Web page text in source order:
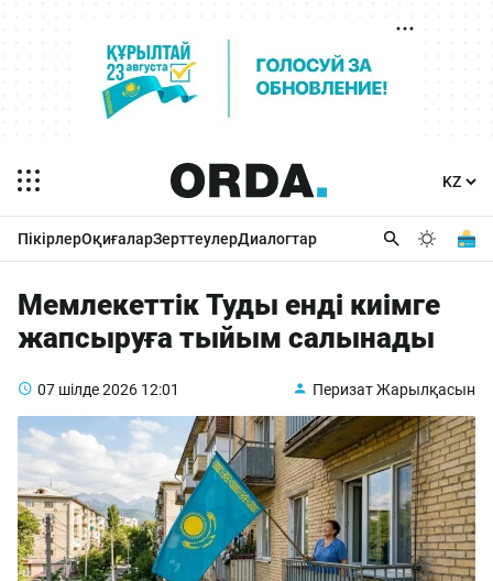
ПікірлерОқиғаларЗерттеулерДиалогтар
Мемлекеттік Туды енді киімге
жапсыруға тыйым салынады
07 шілде 2026 12:01 Перизат Жарылқасын